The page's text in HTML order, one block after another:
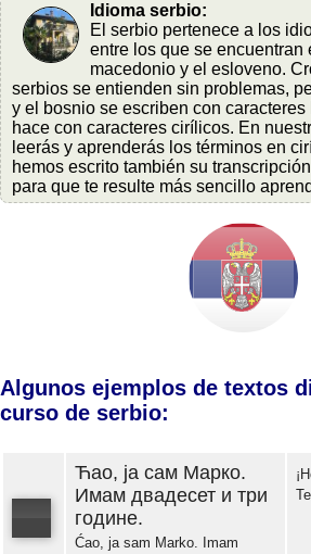
Idioma serbio:
El serbio pertenece a los
entre los que se encuentran
macedonio y el esloveno.
serbios se entienden sin problemas,
y el bosnio se escriben con
hace con caracteres cirílicos. En
leerás y aprenderás los términos en
hemos escrito también su
para que te resulte más sencillo
Algunos ejemplos de textos
curso de serbio:
Ћао, ја сам Марко.
Имам двадесет и три
године.
Ćao, ja sam Marko. Imam